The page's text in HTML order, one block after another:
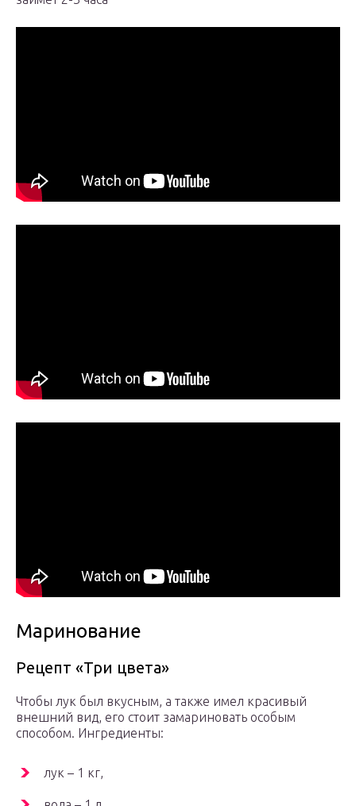
Маринование
Рецепт «Три цвета»
Чтобы лук был вкусным, а также имел красивый
внешний вид, его стоит замариновать особым
способом. Ингредиенты:
лук – 1 кг,